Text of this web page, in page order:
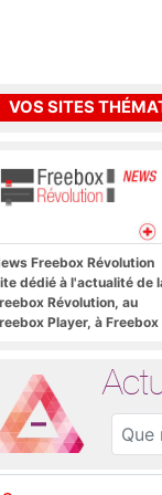
VOS SITES
Freebox Révolution
dédié à l'actualité de
Révolution, au
Player, à Freebox